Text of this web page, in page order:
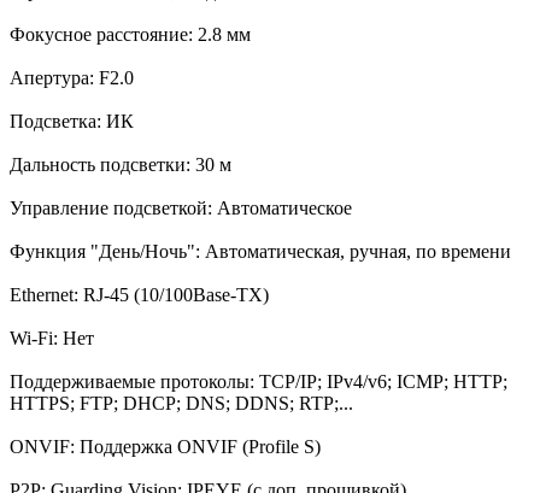
Фокусное расстояние: 2.8 мм
Апертура: F2.0
Подсветка: ИК
Дальность подсветки: 30 м
Управление подсветкой: Автоматическое
Функция "День/Ночь": Автоматическая, ручная, по времени
Ethernet: RJ-45 (10/100Base-TX)
Wi-Fi: Нет
Поддерживаемые протоколы: TCP/IP; IPv4/v6; ICMP; HTTP;
HTTPS; FTP; DHCP; DNS; DDNS; RTP;...
ONVIF: Поддержка ONVIF (Profile S)